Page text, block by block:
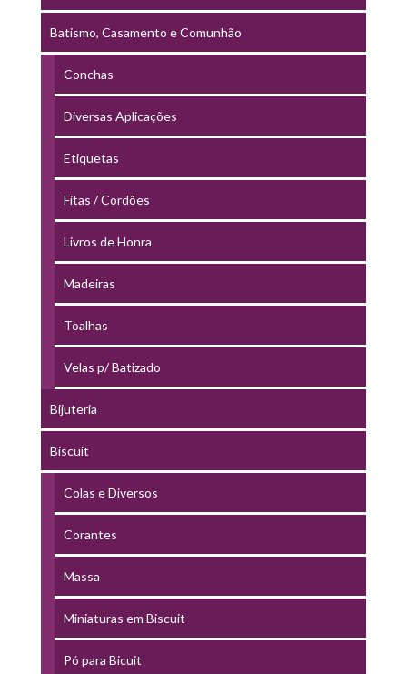
Batismo, Casamento e Comunhão
Conchas
Diversas Aplicações
Etiquetas
Fitas / Cordões
Livros de Honra
Madeiras
Toalhas
Velas p/ Batizado
Bijuteria
Biscuit
Colas e Diversos
Corantes
Massa
Miniaturas em Biscuit
Pó para Bicuit